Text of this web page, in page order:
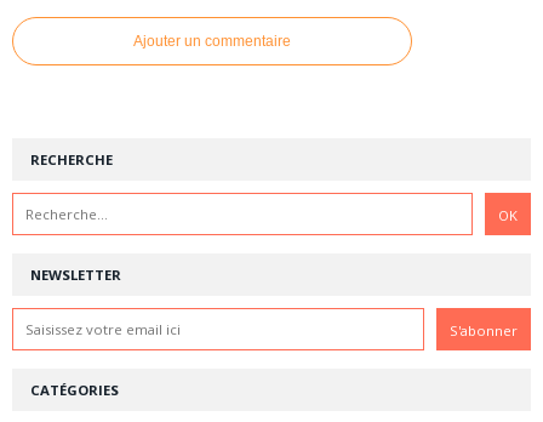
Ajouter un commentaire
NEWSLETTER
RECHERCHE
CATÉGORIES